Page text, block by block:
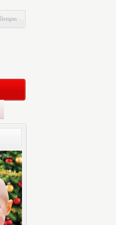
İletişim